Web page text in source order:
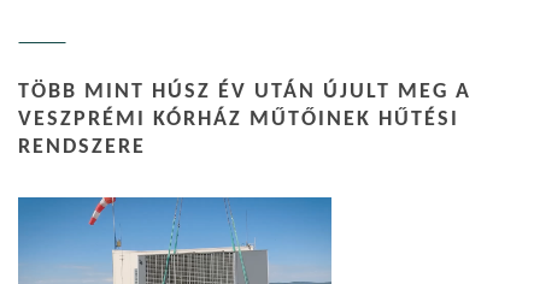
TÖBB MINT HÚSZ ÉV UTÁN ÚJULT MEG A
VESZPRÉMI KÓRHÁZ MŰTŐINEK HŰTÉSI
RENDSZERE